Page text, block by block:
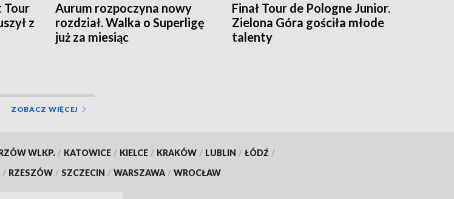
Tour
z
Aurum rozpoczyna nowy
rozdział. Walka o Superligę
już za miesiąc
Finał Tour de Pologne Junior.
Zielona Góra gościła młode
talenty
ZOBACZ WIĘCEJ
WLKP. / KATOWICE / KIELCE / KRAKÓW / LUBLIN / ŁÓDŹ /
/ RZESZÓW / SZCZECIN / WARSZAWA / WROCŁAW